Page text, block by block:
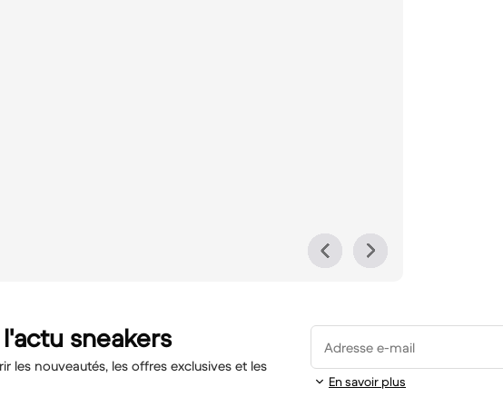
sneakers
les nouveautés, les offres exclusives et les
Adresse e-mail
En savoir plus